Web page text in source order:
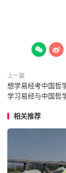
 
上一篇
想学易经考中国哲
学习易经与中国哲
相关推荐